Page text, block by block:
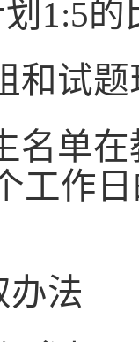
1:5的
和试
名单
工作
办法